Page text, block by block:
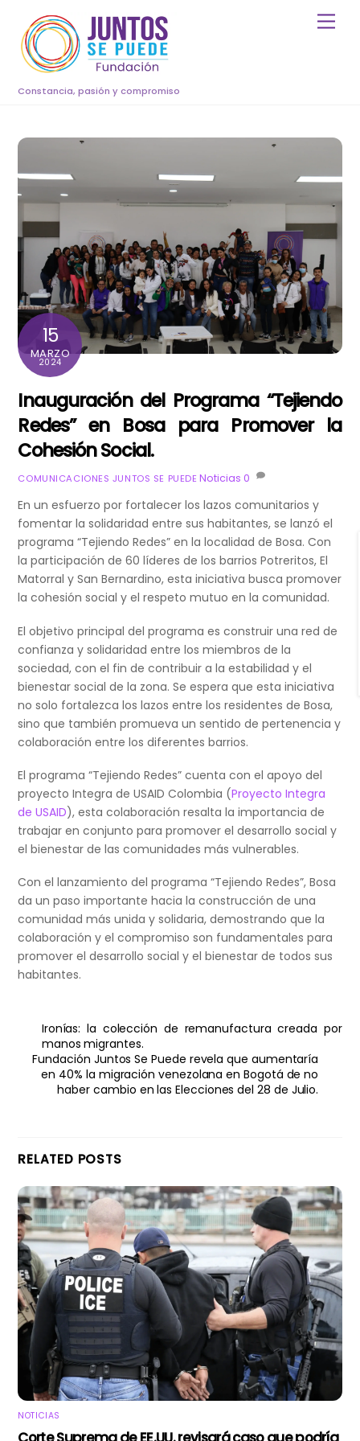
content
Constancia, pasión y compromiso
15
MARZO
2024
Inauguración del Programa “Tejiendo
Redes” en Bosa para Promover la
Cohesión Social.
COMUNICACIONES JUNTOS SE PUEDE Noticias 0
En un esfuerzo por fortalecer los lazos comunitarios y
fomentar la solidaridad entre sus habitantes, se lanzó el
programa “Tejiendo Redes” en la localidad de Bosa. Con
la participación de 60 líderes de los barrios Potreritos, El
Matorral y San Bernardino, esta iniciativa busca promover
la cohesión social y el respeto mutuo en la comunidad.
El objetivo principal del programa es construir unared de
confianza y solidaridad entre los miembros de la
sociedad, con el fin de contribuir a la estabilidad y el
bienestar social de la zona. Se espera que esta iniciativa
no solo fortalezca los lazos entre los residentes de Bosa,
sino que también promueva un sentido de pertenencia y
colaboración entre los diferentes barrios.
El programa “Tejiendo Redes” cuenta con el apoyo del
proyecto Integra de USAID Colombia (Proyecto Integra
de USAID), esta colaboración resalta la importancia de
trabajar en conjunto para promover el desarrollo social y
el bienestar de las comunidades más vulnerables.
Con el lanzamiento del programa “Tejiendo Redes”, Bosa
da un paso importante hacia la construcción de una
comunidad más unida y solidaria, demostrando que la
colaboración y el compromiso son fundamentales para
promover el desarrollo social y el bienestar de todos sus
habitantes.
Ironías: la colección de remanufactura creada por
manos migrantes.
Fundación Juntos Se Puede revela que aumentaría
en 40% la migración venezolana en Bogotá de no
haber cambio en las Elecciones del 28 de Julio.
RELATED POSTS
NOTICIAS